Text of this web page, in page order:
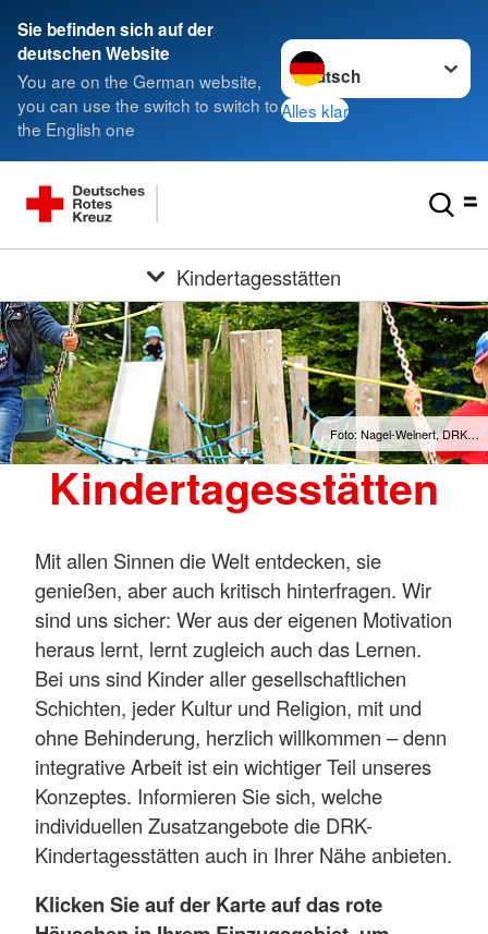
Sie befinden sich auf der
deutschen Website
You are on the German website,
you can use the switch to switch to
the English one
Sprache wechseln zu
Alles klar
Kindertagesstätten
Foto: Nagel-Weinert, DRK…
Kindertagesstätten
Mit allen Sinnen die Welt entdecken, sie
genießen, aber auch kritisch hinterfragen. Wir
sind uns sicher: Wer aus der eigenen Motivation
heraus lernt, lernt zugleich auch das Lernen.
Bei uns sind Kinder aller gesellschaftlichen
Schichten, jeder Kultur und Religion, mit und
ohne Behinderung, herzlich willkommen – denn
integrative Arbeit ist ein wichtiger Teil unseres
Konzeptes. Informieren Sie sich, welche
individuellen Zusatzangebote die DRK-
Kindertagesstätten auch in Ihrer Nähe anbieten.
Klicken Sie auf der Karte auf das rote